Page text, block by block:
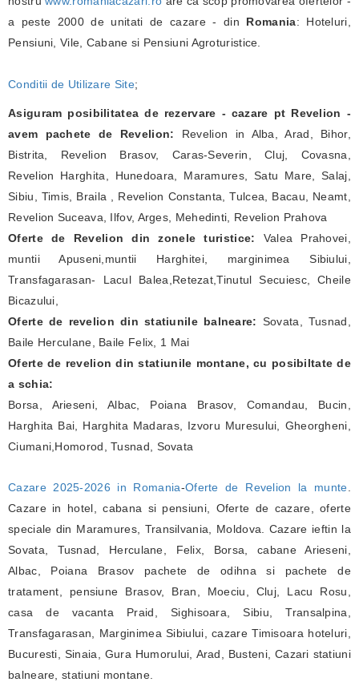
a peste 2000 de unitati de cazare - din Romania: Hoteluri,
Pensiuni, Vile, Cabane si Pensiuni Agroturistice.
Conditii de Utilizare Site;
Asiguram posibilitatea de rezervare - cazare pt Revelion -
avem pachete de Revelion: Revelion in Alba, Arad, Bihor,
Bistrita, Revelion Brasov, Caras-Severin, Cluj, Covasna,
Revelion Harghita, Hunedoara, Maramures, Satu Mare, Salaj,
Sibiu, Timis, Braila , Revelion Constanta, Tulcea, Bacau, Neamt,
Revelion Suceava, Ilfov, Arges, Mehedinti, Revelion Prahova
Oferte de Revelion din zonele turistice: Valea Prahovei,
muntii Apuseni,muntii Harghitei, marginimea Sibiului,
Transfagarasan- Lacul Balea,Retezat,Tinutul Secuiesc, Cheile
Bicazului,
Oferte de revelion din statiunile balneare: Sovata, Tusnad,
Baile Herculane, Baile Felix, 1 Mai
Oferte de revelion din statiunile montane, cu posibiltate de
a schia:
Borsa, Arieseni, Albac, Poiana Brasov, Comandau, Bucin,
Harghita Bai, Harghita Madaras, Izvoru Muresului, Gheorgheni,
Ciumani,Homorod, Tusnad, Sovata
Cazare 2025-2026 in Romania-Oferte de Revelion la munte
Cazare in hotel, cabana si pensiuni, Oferte de cazare, oferte
speciale din Maramures, Transilvania, Moldova. Cazare ieftin la
Sovata, Tusnad, Herculane, Felix, Borsa, cabane Arieseni,
Albac, Poiana Brasov pachete de odihna si pachete de
tratament, pensiune Brasov, Bran, Moeciu, Cluj, Lacu Rosu,
casa de vacanta Praid, Sighisoara, Sibiu, Transalpina,
Transfagarasan, Marginimea Sibiului, cazare Timisoara hoteluri,
Bucuresti, Sinaia, Gura Humorului, Arad, Busteni, Cazari statiuni
balneare, statiuni montane.